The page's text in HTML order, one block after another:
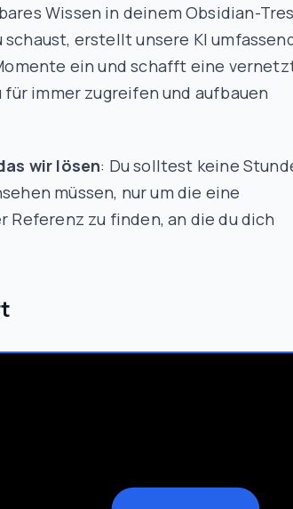
Wissen in deinem Obsidian-
erstellt unsere KI
ein und schafft eine
für immer zugreifen und aufbauen
wir lösen: Du solltest keine
müssen, nur um die eine
Referenz zu finden, an die du dich